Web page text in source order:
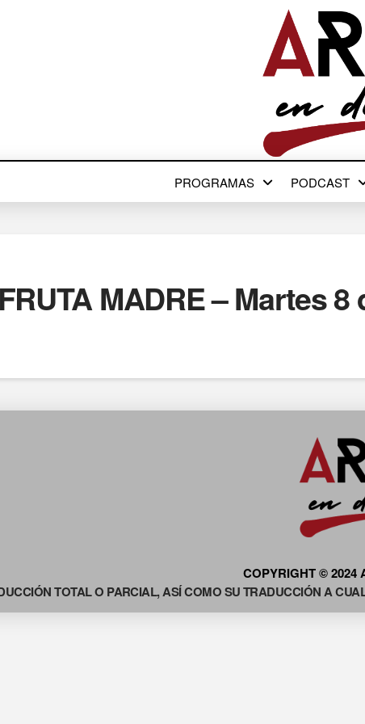
PROGRAMAS PODCAST
MADRE – Martes
COPYRIGHT © 2024
TOTAL O PARCIAL, ASÍ COMO SU TRADUCCIÓN A